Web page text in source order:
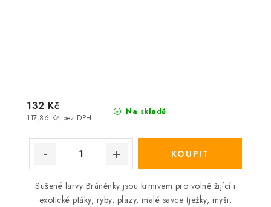
Na skladě
117,86 Kč bez DPH
132 Kč
Sušené larvy Bráněnky jsou krmivem pro volně žijící i
exotické ptáky, ryby, plazy, malé savce (ježky, myši,